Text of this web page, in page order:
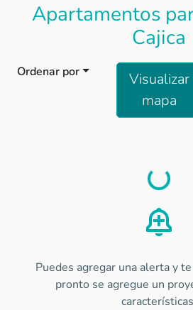
Apartamentos
Cajica
Ordenar por
Visualizar
mapa
Load
Puedes agregar una alerta y
pronto se agregue un